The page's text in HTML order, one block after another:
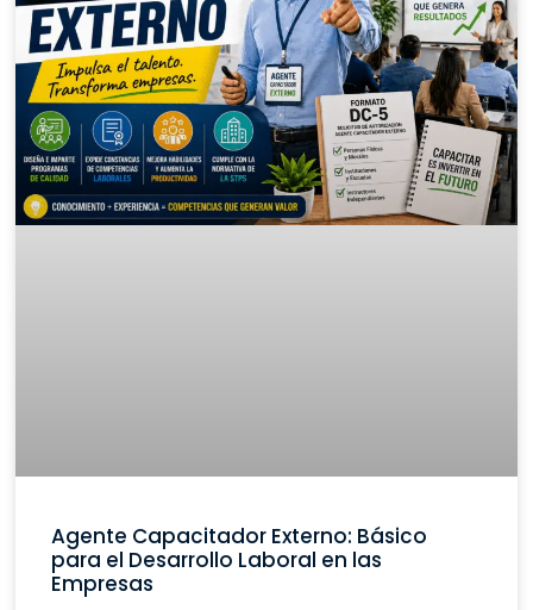
Agente Capacitador Externo: Básico
para el Desarrollo Laboral en las
Empresas